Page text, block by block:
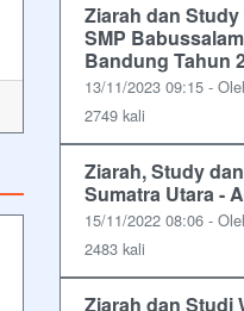
Ziarah dan
SMP
Bandung Tahun
13/11/2023 09:15 -
2749 kali
Ziarah, Study
Sumatra Utara -
15/11/2022 08:06 -
2483 kali
Ziarah dan Studi